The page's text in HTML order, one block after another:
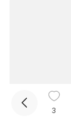
3